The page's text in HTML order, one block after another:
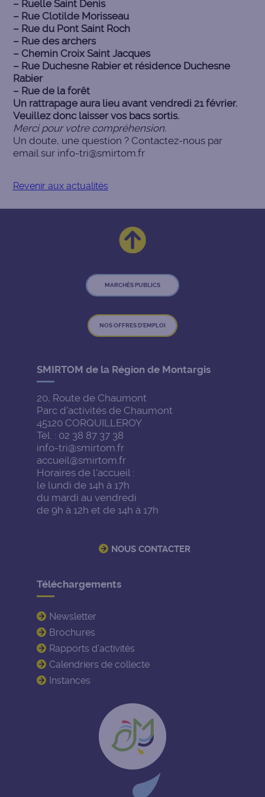
– Ruelle Saint Denis
– Rue Clotilde Morisseau
– Rue du Pont Saint Roch
– Rue des archers
– Chemin Croix Saint Jacques
– Rue Duchesne Rabier et résidence Duchesne
Rabier
– Rue de la forêt
Un rattrapage aura lieu avant vendredi 21 février.
Veuillez donc laisser vos bacs sortis.
Merci pour votre compréhension.
Un doute, une question ? Contactez-nous par
email sur info-tri@smirtom.fr
Revenir aux actualités
Téléchargements
Newsletter
Brochures
Rapports d'activités
Calendriers de collecte
Instances
SMIRTOM de la Région de Montargis
20, Route de Chaumont
Parc d'activités de Chaumont
45120 CORQUILLEROY
Tél. : 02 38 87 37 38
info-tri@smirtom.fr
accueil@smirtom.fr
Horaires de l'accueil :
le lundi de 14h à 17h
du mardi au vendredi
de 9h à 12h et de 14h à 17h
NOUS CONTACTER
MARCHÉS PUBLICS
NOS OFFRES D'EMPLOI